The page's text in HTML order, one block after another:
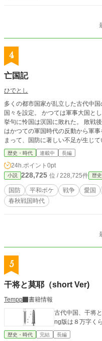
4
亡国記
ひでとし
多くの都市国家が乱立した古代中
国々を設定。 かつては軍事大国として周辺諸国に対し無謀な戦いを繰り広げた
挙句に怜国は溟国に敗れた。 敗戦
はかつての軍国時代の反動から軍
まって、国防に著しい不足が生じ
刻も早く兵馬の増強をせねば国が
った怜国の貴族は誰も改革に動かない。 19歳で怜国公に即位した怜欣
を憂い兵馬の増強を図るが次々に
するが、怜国が滅びて行く趨勢は
びるが、その滅亡は意外な形でもたらされるのだ
メリカに仮託、 以下、 范国・・韓国、 旦国・・中国、 聨国・・
ロシア、 頻国・・フィリピン
歴史・時代 連載中 長編
24h.ポイント 0pt
小説 228,725 位 / 228,725件 歴
国防 平和ボケ 戦争 愛国
春秋戦国時代
5
干将と莫耶（short Ver)
Tempp
書籍情報
古代中国、干将と莫
ng版は８万字く
歴史・時代 完結 長編